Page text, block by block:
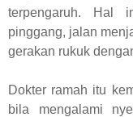
terpengaruh. Hal
pinggang, jalan
gerakan rukuk
Dokter ramah itu
bila mengalami